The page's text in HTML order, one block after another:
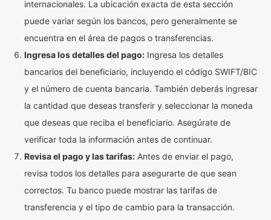
internacionales. La ubicación exacta de esta sección
puede variar según los bancos, pero generalmente se
encuentra en el área de pagos o transferencias.
Ingresa los detalles del pago: Ingresa los detalles
bancarios del beneficiario, incluyendo el código SWIFT/BIC
y el número de cuenta bancaria. También deberás ingresar
la cantidad que deseas transferir y seleccionar la moneda
que deseas que reciba el beneficiario. Asegúrate de
verificar toda la información antes de continuar.
Revisa el pago y las tarifas: Antes de enviar el pago,
revisa todos los detalles para asegurarte de que sean
correctos. Tu banco puede mostrar las tarifas de
transferencia y el tipo de cambio para la transacción.